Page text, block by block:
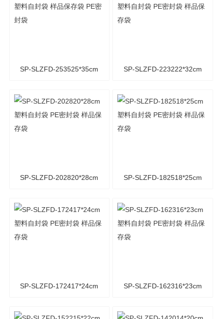
保存袋 保存袋
SP-SLZFD-253525*35cm
密封袋
SP-SLZFD-223222*32cm
保存袋
SP-SLZFD-202820*28cm
保存袋
SP-SLZFD-182518*25cm
保存袋
SP-SLZFD-172417*24cm SP-SLZFD-162316*23cm